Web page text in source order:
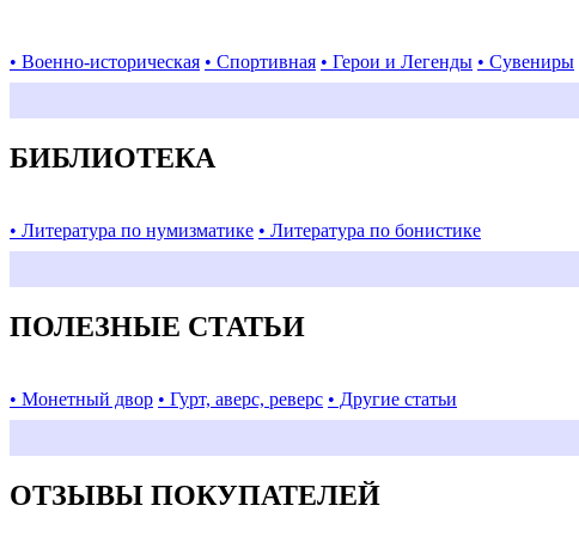
• Военно-историческая • Спортивная • Герои и Легенды • Сувениры
БИБЛИОТЕКА
• Литература по нумизматике • Литература по бонистике
ПОЛЕЗНЫЕ СТАТЬИ
• Монетный двор • Гурт, аверс, реверс • Другие статьи
ОТЗЫВЫ ПОКУПАТЕЛЕЙ